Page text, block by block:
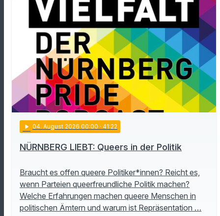
play_arrow 04. August 2026 00:00 · 41:22
NÜRNBERG LIEBT: Queers in der Politik
Braucht es offen queere Politiker*innen? Reicht es,
wenn Parteien queerfreundliche Politik machen?
Welche Erfahrungen machen queere Menschen in
politischen Ämtern und warum ist Repräsentation …